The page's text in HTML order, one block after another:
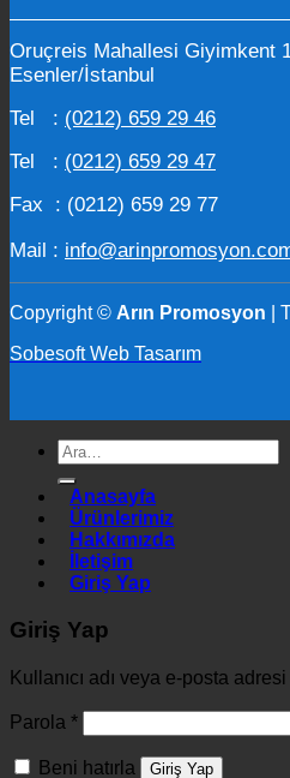
Oruçreis Mahallesi Giyimkent
Esenler/İstanbul
Tel : (0212) 659 29 46
Tel : (0212) 659 29 47
Fax : (0212) 659 29 77
Mail :
Copyright © Arın Promosyon
|
Sobesoft Web Tasarım
Ara:
Anasayfa
Ürünlerimiz
Hakkımızda
İletişim
Giriş Yap
Giriş Yap
Kullanıcı adı veya e-posta adresi
Parola *
Beni hatırla Giriş Yap